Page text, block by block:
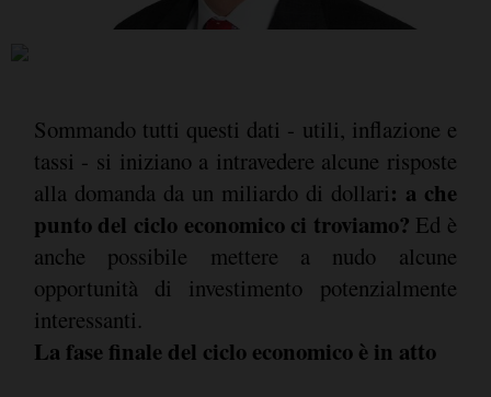
Sommando tutti questi dati - utili, inflazione e
tassi - si iniziano a intravedere alcune risposte
alla domanda da un miliardo di dollari: a che
punto del ciclo economico ci troviamo? Ed è
anche possibile mettere a nudo alcune
opportunità di investimento potenzialmente
interessanti.
La fase finale del ciclo economico è in atto